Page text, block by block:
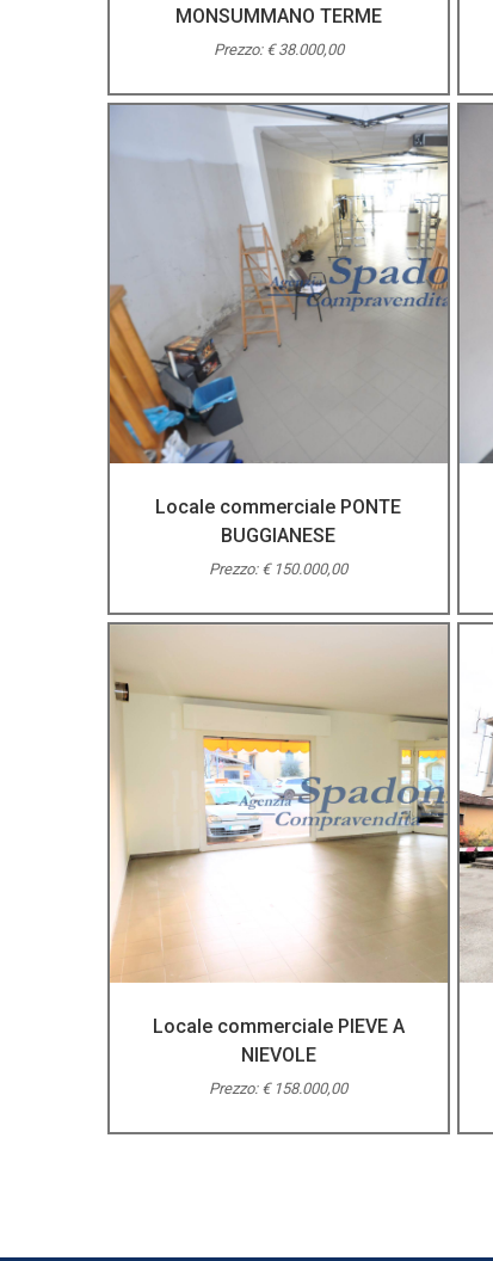
MONSUMMANO TERME
Prezzo: € 38.000,00
Locale commerciale PONTE
BUGGIANESE
Prezzo: € 150.000,00
Locale commerciale PIEVE A
NIEVOLE
Prezzo: € 158.000,00